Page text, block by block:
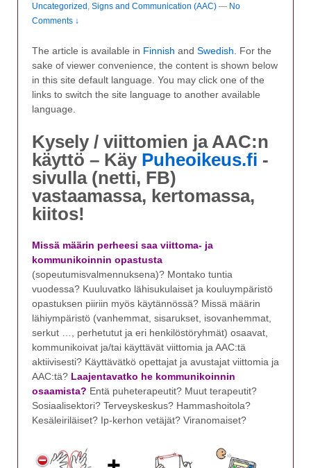
Uncategorized Signs and Communication (AAC) — No
Comments ↓
The article is available in Finnish and Swedish . For the
sake of viewer convenience, the content is shown below
in this site default language. You may click one of the
links to switch the site language to another available
language.
Kysely / viittomien ja AAC:n
käyttö – Käy Puheoikeus.fi -
sivulla (netti, FB)
vastaamassa, kertomassa,
kiitos!
Missä määrin perheesi saa viittoma- ja
kommunikoinnin opastusta
(sopeutumisvalmennuksena)? Montako tuntia
vuodessa? Kuuluvatko lähisukulaiset ja kouluympäristö
opastuksen piiriin myös käytännössä? Missä määrin
lähiympäristö (vanhemmat, sisarukset, isovanhemmat,
serkut …, perhetutut ja eri henkilöstöryhmät) osaavat,
kommunikoivat ja/tai käyttävät viittomia ja AAC:tä
aktiivisesti? Käyttävätkö opettajat ja avustajat viittomia ja
AAC:tä? Laajentavatko he kommunikoinnin
osaamista? Entä puheterapeutit? Muut terapeutit?
Sosiaalisektori? Terveyskeskus? Hammashoitola?
Kesäleiriläiset? Ip-kerhon vetäjät? Viranomaiset?